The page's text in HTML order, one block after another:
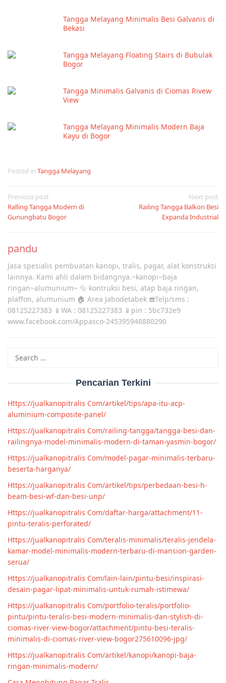
Tangga Melayang Minimalis Besi Galvanis di
Bekasi
Tangga Melayang Floating Stairs di Bubulak
Bogor
Tangga Minimalis Galvanis di Ciomas Rivew
View
Tangga Melayang Minimalis Modern Baja
Kayu di Bogor
Posted in Tangga Melayang
Post
navigation
Previous post
Ralling Tangga Modern di
Gunungbatu Bogor
Next post
Railing Tangga Balkon Besi
Expanda Industrial
pandu
Jasa spesialis pembuatan kanopi, tralis, pagar, alat konstruksi
lainnya. Kami ahli dalam bidangnya.~kanopi~baja
ringan~alumunium~ 🔩 kontruksi besi, atap baja ringan,
plaffon, alumunium 🏠 Area Jabodetabek ☎️Telp/sms :
08125227383 📱WA : 08125227383 📱pin : 5bc732e9
www.facebook.com/Appasco-245395948880290
for:
Pencarian Terkini
Https://jualkanopitralis Com/artikel/tips/apa-itu-acp-
aluminium-composite-panel/
Https://jualkanopitralis Com/railing-tangga/tangga-besi-dan-
railingnya-model-minimalis-modern-di-taman-yasmin-bogor/
Https://jualkanopitralis Com/model-pagar-minimalis-terbaru-
beserta-harganya/
Https://jualkanopitralis Com/artikel/tips/perbedaan-besi-h-
beam-besi-wf-dan-besi-unp/
Https://jualkanopitralis Com/daftar-harga/attachment/11-
pintu-teralis-perforated/
Https://jualkanopitralis Com/teralis-minimalis/teralis-jendela-
kamar-model-minimalis-modern-terbaru-di-mansion-garden-
serua/
Https://jualkanopitralis Com/lain-lain/pintu-besi/inspirasi-
desain-pagar-lipat-minimalis-untuk-rumah-istimewa/
Https://jualkanopitralis Com/portfolio-teralis/portfolio-
pintu/pintu-teralis-besi-modern-minimalis-dan-stylish-di-
ciomas-river-view-bogor/attachment/pintu-besi-teralis-
minimalis-di-ciomas-river-view-bogor275610096-jpg/
Https://jualkanopitralis Com/artikel/kanopi/kanopi-baja-
ringan-minimalis-modern/